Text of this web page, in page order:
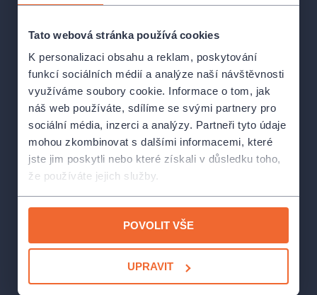
Tato webová stránka používá cookies
K personalizaci obsahu a reklam, poskytování
funkcí sociálních médií a analýze naší návštěvnosti
využíváme soubory cookie. Informace o tom, jak
náš web používáte, sdílíme se svými partnery pro
sociální média, inzerci a analýzy. Partneři tyto údaje
mohou zkombinovat s dalšími informacemi, které
jste jim poskytli nebo které získali v důsledku toho,
že používáte jejich služby.
POVOLIT VŠE
UPRAVIT